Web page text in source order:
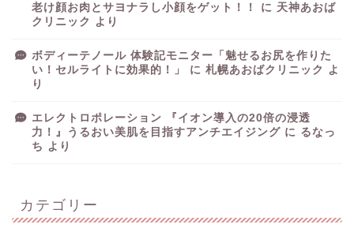
老け顔お肉とサヨナラし小顔をゲット！！
に 天神あおば
クリニック
より
ボディーテノール 体験記モニター「魅せるお尻を作りた
い！セルライトに効果的！」
に 札幌あおばクリニック
よ
り
エレクトロポレーション 『イオン導入の20倍の浸透
力！』うるおい美肌を目指すアンチエイジング に るなっ
ち より
カテゴリー